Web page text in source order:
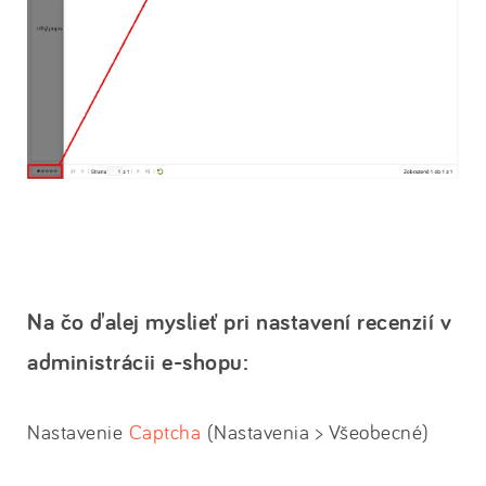
Na čo ďalej myslieť pri nastavení recenzií v
administrácii e-shopu:
Nastavenie Captcha (Nastavenia > Všeobecné)